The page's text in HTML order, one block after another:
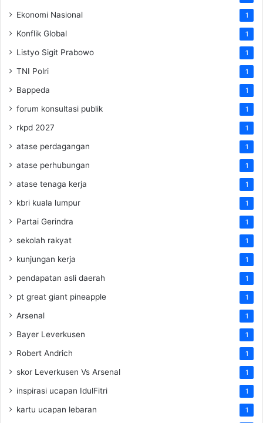
Ekonomi Nasional 1
Konflik Global 1
Listyo Sigit Prabowo 1
TNI Polri 1
Bappeda 1
forum konsultasi publik 1
rkpd 2027 1
atase perdagangan 1
atase perhubungan 1
atase tenaga kerja 1
kbri kuala lumpur 1
Partai Gerindra 1
sekolah rakyat 1
kunjungan kerja 1
pendapatan asli daerah 1
pt great giant pineapple 1
Arsenal 1
Bayer Leverkusen 1
Robert Andrich 1
skor Leverkusen Vs Arsenal 1
inspirasi ucapan IdulFitri 1
kartu ucapan lebaran 1